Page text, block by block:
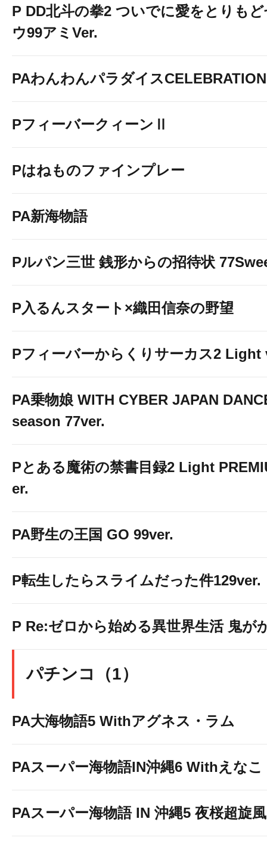
P DD北斗の拳2 ついでに愛をとりも
ウ99アミVer.
PAわんわんパラダイスCELEBRATION
PフィーバークィーンⅡ
Pはねものファインプレー
PA新海物語
Pルパン三世 銭形からの招待状
P入るんスタート×織田信奈の野望
Pフィーバーからくりサーカス2 Light
PA乗物娘 WITH CYBER JAPAN
season 77ver.
Pとある魔術の禁書目録2 Light
er.
PA野生の王国 GO 99ver.
P転生したらスライムだった件129ver.
P Re:ゼロから始める異世界生活 鬼が
パチンコ（1）
PA大海物語5 Withアグネス・ラム
PAスーパー海物語IN沖縄6 Withえなこ
PAスーパー海物語 IN 沖縄5 夜桜超旋